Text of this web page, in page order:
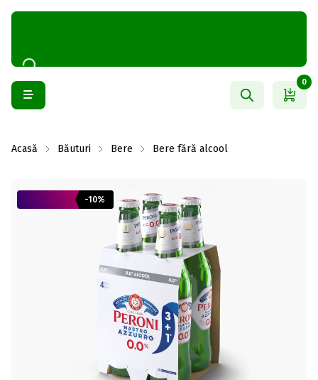
0
Acasă Băuturi Bere Bere fără alcool
-10%